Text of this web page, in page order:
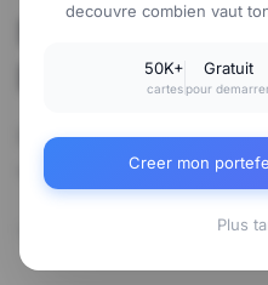
Noctali :
Essentielle
Découvre tout sur
valeur des cartes.
⏱️ 3 min
decouvre combien vaut
50K+
cartes
Gratuit
pour
Creer mon
Plus